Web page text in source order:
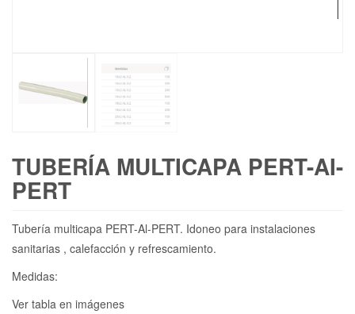
TUBERÍA MULTICAPA PERT-AI-
PERT
Tubería multicapa PERT-Al-PERT. Idoneo para instalaciones
sanitarias , calefacción y refrescamiento.
Medidas:
Ver tabla en imágenes